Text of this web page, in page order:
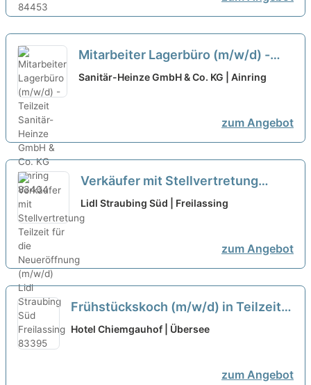
Mitarbeiter Lagerbüro (m/w/d) -
Teilzeit neu
Sanitär-Heinze GmbH & Co. KG | Ainring
zum Angebot
Verkäufer mit Stellvertretung
Teilzeit für die Neueröffnung
(m/w/d)
Lidl Straubing Süd | Freilassing
zum Angebot
Frühstückskoch (m/w/d) in Teilzeit,
Vollzeit oder als Aushilfe
Hotel Chiemgauhof | Übersee
zum Angebot